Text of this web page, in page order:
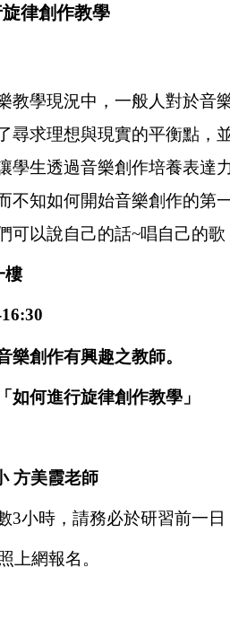
律創作教學
教學現況中，一般人對於音
尋求理想與現實的平衡點，
學生透過音樂創作培養表達
不知如何開始音樂創作的第
可以說自己的話~唱自己的歌
樓
樂創作有興趣之教師。
何進行旋律創作教學」
方美霞老師
3小時，請務必於研習前一日
報名。